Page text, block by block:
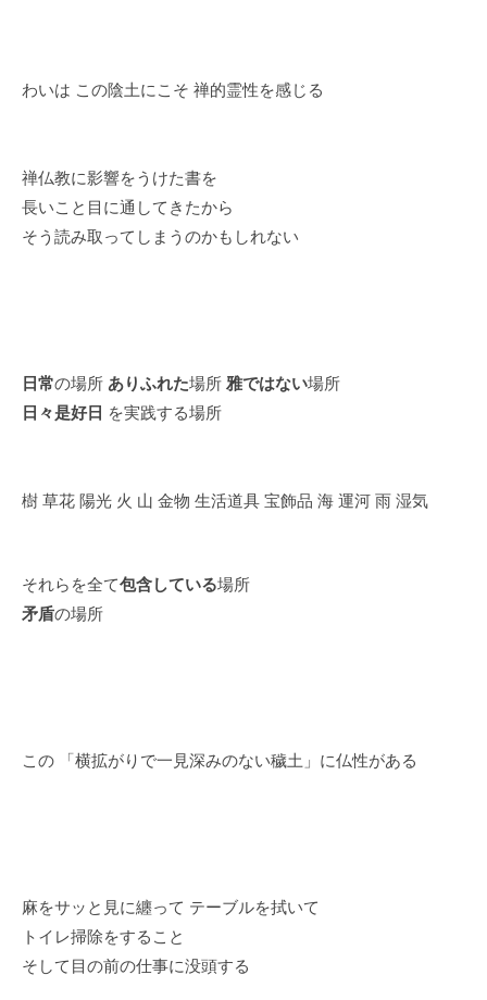
わいは この陰土にこそ 禅的霊性を感じる
禅仏教に影響をうけた書を
長いこと目に通してきたから
そう読み取ってしまうのかもしれない
日常の場所 ありふれた場所 雅ではない場所
日々是好日 を実践する場所
樹 草花 陽光 火 山 金物 生活道具 宝飾品 海 運河 雨 湿気
それらを全て包含している場所
矛盾の場所
この 「横拡がりで一見深みのない穢土」に仏性がある
麻をサッと見に纏って テーブルを拭いて
トイレ掃除をすること
そして目の前の仕事に没頭する